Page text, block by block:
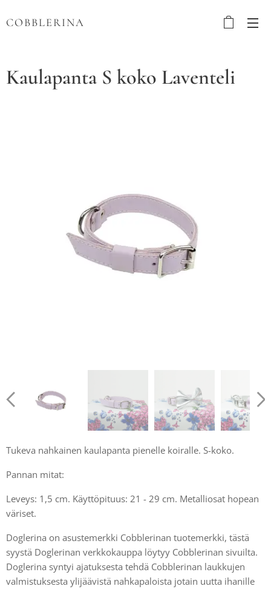
COBBLERINA
Kaulapanta S koko Laventeli
Tukeva nahkainen kaulapanta pienelle koiralle. S-koko.
Pannan mitat:
Leveys: 1,5 cm. Käyttöpituus: 21 - 29 cm. Metalliosat hopean
väriset.
Doglerina on asustemerkki Cobblerinan tuotemerkki, tästä
syystä Doglerinan verkkokauppa löytyy Cobblerinan sivuilta.
Doglerina syntyi ajatuksesta tehdä Cobblerinan laukkujen
valmistuksesta ylijäävistä nahkapaloista jotain uutta ihanille